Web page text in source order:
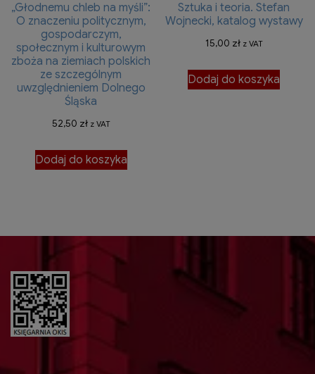
„Głodnemu chleb na myśli”:
O znaczeniu politycznym,
gospodarczym,
społecznym i kulturowym
zboża na ziemiach polskich
ze szczególnym
uwzględnieniem Dolnego
Śląska
52,50 zł z VAT
Dodaj do koszyka
Sztuka i teoria. Stefan
Wojnecki, katalog wystawy
15,00 zł z VAT
Dodaj do koszyka